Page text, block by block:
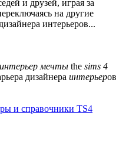
и друзей, играя за
на другие
интерьеров...
интерьер мечты the sims 4
дизайнера интерьеров
и справочники TS4